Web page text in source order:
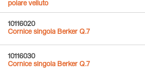
polare velluto
10116020
Cornice singola Berker Q.7
10116030
Cornice singola Berker Q.7